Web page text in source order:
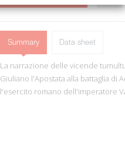
Summary Data sheet
La narrazione delle vicende
Giuliano l'Apostata alla battaglia di
l'esercito romano dell'imperatore